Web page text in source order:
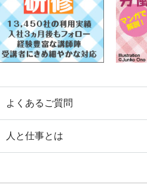
よくあるご質問
人と仕事とは